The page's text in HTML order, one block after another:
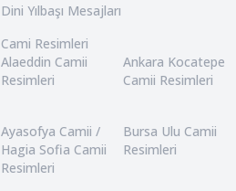
Dini Yılbaşı Mesajları
Cami Resimleri
Alaeddin Camii
Resimleri
Ankara Kocatepe
Camii Resimleri
Ayasofya Camii /
Hagia Sofia Camii
Resimleri
Bursa Ulu Camii
Resimleri